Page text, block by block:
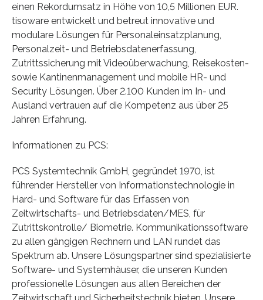
einen Rekordumsatz in Höhe von 10,5 Millionen EUR.
tisoware entwickelt und betreut innovative und
modulare Lösungen für Personaleinsatzplanung,
Personalzeit- und Betriebsdatenerfassung,
Zutrittssicherung mit Videoüberwachung, Reisekosten-
sowie Kantinenmanagement und mobile HR- und
Security Lösungen. Über 2.100 Kunden im In- und
Ausland vertrauen auf die Kompetenz aus über 25
Jahren Erfahrung.
Informationen zu PCS:
PCS Systemtechnik GmbH, gegründet 1970, ist
führender Hersteller von Informationstechnologie in
Hard- und Software für das Erfassen von
Zeitwirtschafts- und Betriebsdaten/MES, für
Zutrittskontrolle/ Biometrie. Kommunikationssoftware
zu allen gängigen Rechnern und LAN rundet das
Spektrum ab. Unsere Lösungspartner sind spezialisierte
Software- und Systemhäuser, die unseren Kunden
professionelle Lösungen aus allen Bereichen der
Zeitwirtschaft und Sicherheitstechnik bieten. Unsere